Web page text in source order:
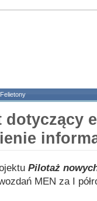
Felietony
dotyczący
Pilotaż
MEN za I